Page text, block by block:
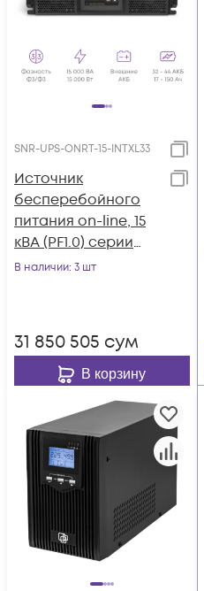
SNR-UPS-ONRT-15-INTXL33
Источник
бесперебойного
питания on-line, 15
кВА (PF1.0) серии
Intelligent
В наличии: 3 шт
31 850 505 сум
В корзину